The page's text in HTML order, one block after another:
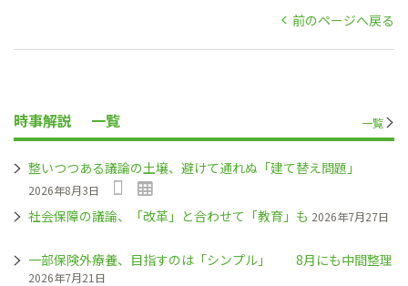
前のページへ戻る
時事解説 一覧 一覧
整いつつある議論の土壌、避けて通れぬ「建て替え問題」
2026年8月3日
社会保障の議論、「改革」と合わせて「教育」も 2026年7月27日
一部保険外療養、目指すのは「シンプル」 8月にも中間整理
2026年7月21日